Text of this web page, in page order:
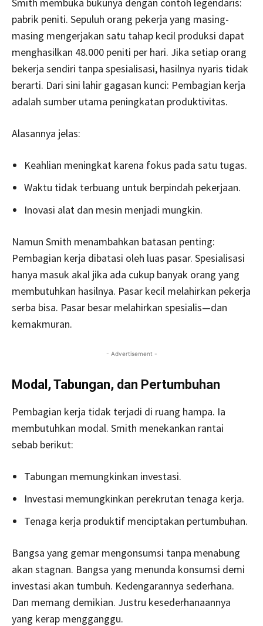
pabrik peniti. Sepuluh orang pekerja yang masing-
masing mengerjakan satu tahap kecil produksi dapat
menghasilkan 48.000 peniti per hari. Jika setiap orang
bekerja sendiri tanpa spesialisasi, hasilnya nyaris tidak
berarti. Dari sini lahir gagasan kunci: Pembagian kerja
adalah sumber utama peningkatan produktivitas.
Alasannya jelas:
Keahlian meningkat karena fokus pada satu tugas.
Waktu tidak terbuang untuk berpindah pekerjaan.
Inovasi alat dan mesin menjadi mungkin.
Namun Smith menambahkan batasan penting:
Pembagian kerja dibatasi oleh luas pasar. Spesialisasi
hanya masuk akal jika ada cukup banyak orang yang
membutuhkan hasilnya. Pasar kecil melahirkan pekerja
serba bisa. Pasar besar melahirkan spesialis—dan
kemakmuran.
- Advertisement -
Modal, Tabungan, dan Pertumbuhan
Pembagian kerja tidak terjadi di ruang hampa. Ia
membutuhkan modal. Smith menekankan rantai
sebab berikut:
Tabungan memungkinkan investasi.
Investasi memungkinkan perekrutan tenaga kerja.
Tenaga kerja produktif menciptakan pertumbuhan.
Bangsa yang gemar mengonsumsi tanpa menabung
akan stagnan. Bangsa yang menunda konsumsi demi
investasi akan tumbuh. Kedengarannya sederhana.
Dan memang demikian. Justru kesederhanaannya
yang kerap mengganggu.